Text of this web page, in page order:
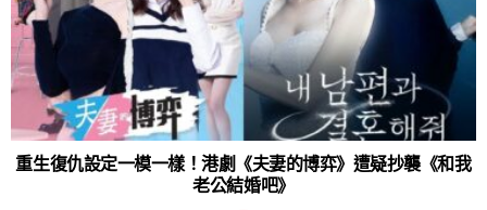
重生復仇設定一模一樣！港劇《夫妻的博弈》遭疑抄襲《和我
老公結婚吧》